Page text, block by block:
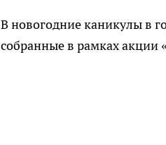
В новогодние каникулы в
собранные в рамках акции